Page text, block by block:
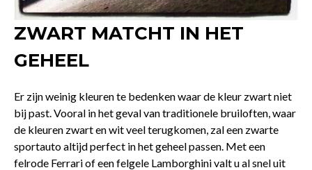
ZWART MATCHT IN HET
GEHEEL
Er zijn weinig kleuren te bedenken waar de kleur zwart niet
bij past. Vooral in het geval van traditionele bruiloften, waar
de kleuren zwart en wit veel terugkomen, zal een zwarte
sportauto altijd perfect in het geheel passen. Met een
felrode Ferrari of een felgele Lamborghini valt u al snel uit